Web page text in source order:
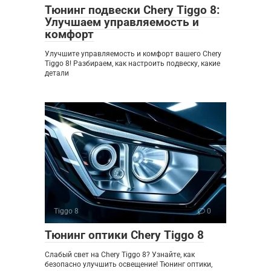
Тюнинг подвески Chery Tiggo 8:
Улучшаем управляемость и
комфорт
Улучшите управляемость и комфорт вашего Chery
Tiggo 8! Разбираем, как настроить подвеску, какие
детали
Tiggo 8 0
Тюнинг оптики Chery Tiggo 8
Слабый свет на Chery Tiggo 8? Узнайте, как
безопасно улучшить освещение! Тюнинг оптики,